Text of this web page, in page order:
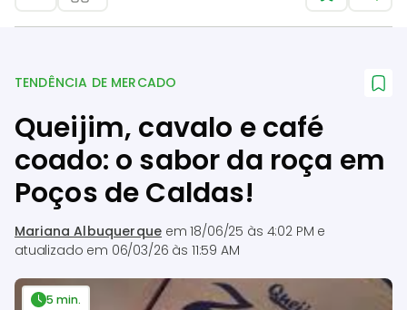
Tendência de mercado
TENDÊNCIA DE MERCADO
Queijim, cavalo e café
coado: o sabor da roça em
Poços de Caldas!
Mariana Albuquerque em18/06/25 às 4:02 PM e
atualizado em 06/03/26 às 11:59 AM
5 min.